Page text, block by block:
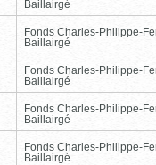
Baillairgé
Fonds Charles-Philippe-
Baillairgé
Fonds Charles-Philippe-
Baillairgé
Fonds Charles-Philippe-
Baillairgé
Fonds Charles-Philippe-
Baillairgé